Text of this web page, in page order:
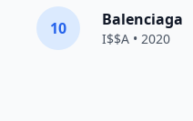
10 Balenciaga
I$$A • 2020